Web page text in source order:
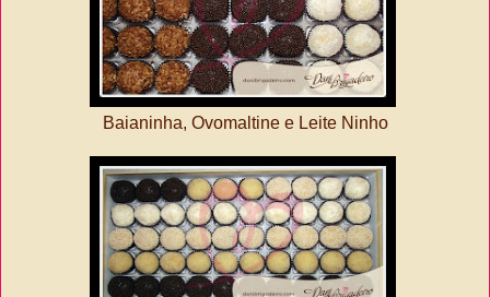
Baianinha, Ovomaltine e Leite Ninho